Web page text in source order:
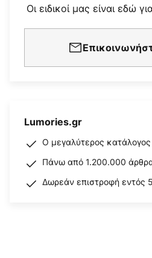
Οι ειδικοί μας είναι εδώ
Lumories.gr
Ο μεγαλύτερος
Πάνω από 1.200.000
Δωρεάν επιστροφή εντός